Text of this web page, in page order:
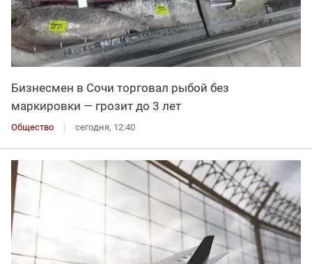
Бизнесмен в Сочи торговал рыбой без
маркировки — грозит до 3 лет
Общество сегодня, 12:40